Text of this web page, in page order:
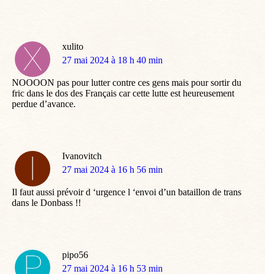
xulito
dit
27 mai 2024 à 18 h 40 min
NOOOON pas pour lutter contre ces gens mais pour sortir du
fric dans le dos des Français car cette lutte est heureusement
perdue d’avance.
Ivanovitch
dit
27 mai 2024 à 16 h 56 min
Il faut aussi prévoir d ‘urgence l ‘envoi d’un bataillon de trans
dans le Donbass !!
pipo56
dit
27 mai 2024 à 16 h 53 min